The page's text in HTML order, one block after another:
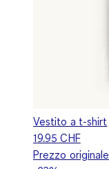
Vestito a t-shirt
19.95 CHF
Prezzo originale